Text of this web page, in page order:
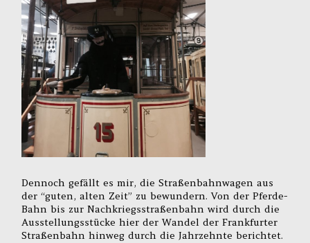
Dennoch gefällt es mir, die Straßenbahnwagen aus
der “guten, alten Zeit” zu bewundern. Von der Pferde-
Bahn bis zur Nachkriegsstraßenbahn wird durch die
Ausstellungsstücke hier der Wandel der Frankfurter
Straßenbahn hinweg durch die Jahrzehnte berichtet.